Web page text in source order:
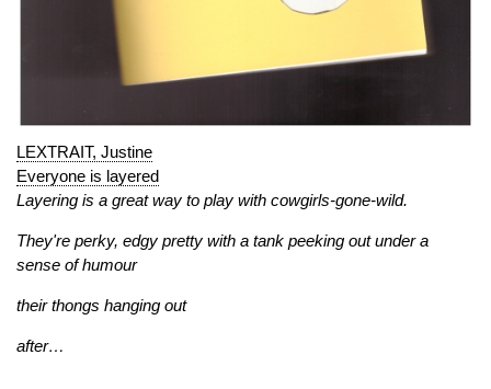
LEXTRAIT, Justine
Everyone is layered
Layering is a great way to play with cowgirls-gone-wild.
They're perky, edgy pretty with a tank peeking out under a
sense of humour
their thongs hanging out
after…